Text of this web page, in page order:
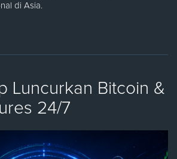
di Asia.
Luncurkan Bitcoin &
24/7